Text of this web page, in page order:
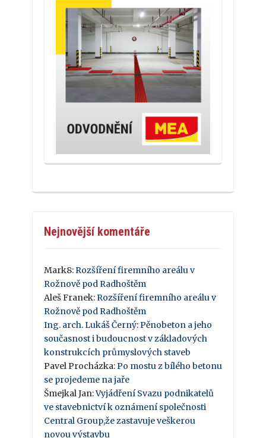
Nejnovější komentáře
Mark8: Rozšíření firemního areálu v
Rožnově pod Radhoštěm
Aleš Franek: Rozšíření firemního areálu v
Rožnově pod Radhoštěm
Ing. arch. Lukáš Černý: Pěnobeton a jeho
současnost i budoucnost v základových
konstrukcích průmyslových staveb
Pavel Procházka: Po mostu z bílého betonu
se projedeme na jaře
Šmejkal Jan:Vyjádření Svazu podnikatelů
ve stavebnictví k oznámení společnosti
Central Group,že zastavuje veškerou
novou výstavbu